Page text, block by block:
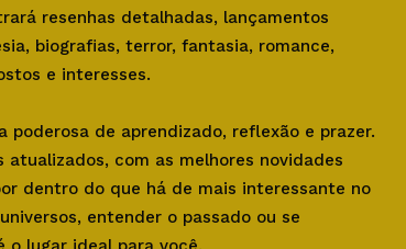
resenhas detalhadas, lançamentos
biografias, terror, fantasia, romance,
e interesses.
de aprendizado, reflexão e prazer.
com as melhores novidades
dentro do que há de mais interessante no
entender o passado ou se